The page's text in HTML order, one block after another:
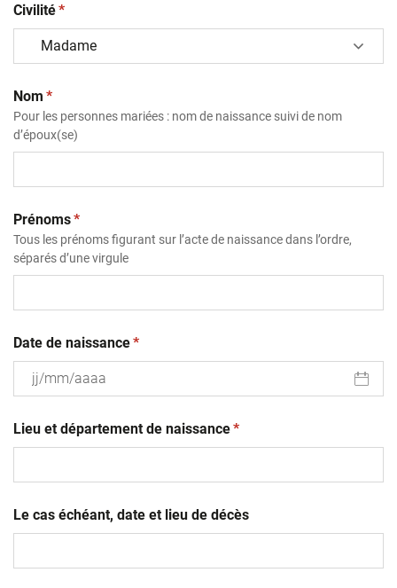
Civilité(obligatoire)
*
Nom (obligatoire)
*
Pour les personnes mariées : nom de naissance suivi de nom
d’époux(se)
Prénoms(obligatoire)
*
Tous les prénoms figurant sur l’acte de naissance dans l’ordre,
séparés d’une virgule
Date de naissance(obligatoire)
*
slash
MM
Lieu et département de naissance(obligatoire)
*
Le cas échéant, date et lieu de décès